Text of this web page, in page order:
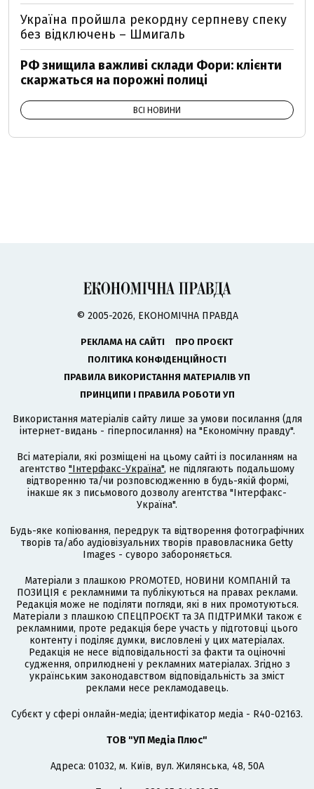
Україна пройшла рекордну серпневу спеку
без відключень – Шмигаль
РФ знищила важливі склади Фори: клієнти
скаржаться на порожні полиці
ВСІ НОВИНИ
© 2005-2026, ЕКОНОМІЧНА ПРАВДА
РЕКЛАМА НА САЙТІ
ПРО ПРОЄКТ
ПОЛІТИКА КОНФІДЕНЦІЙНОСТІ
ПРАВИЛА ВИКОРИСТАННЯ МАТЕРІАЛІВ УП
ПРИНЦИПИ І ПРАВИЛА РОБОТИ УП
Використання матеріалів сайту лише за умови посилання (для
інтернет-видань - гіперпосилання) на "Економічну правду".
Всі матеріали, які розміщені на цьому сайті із посиланням на
агентство "Інтерфакс-Україна", не підлягають подальшому
відтворенню та/чи розповсюдженню в будь-якій формі,
інакше як з письмового дозволу агентства "Інтерфакс-
Україна".
Будь-яке копіювання, передрук та відтворення фотографічних
творів та/або аудіовізуальних творів правовласника Getty
Images - суворо забороняється.
Матеріали з плашкою PROMOTED, НОВИНИ КОМПАНІЙ та
ПОЗИЦІЯ є рекламними та публікуються на правах реклами.
Редакція може не поділяти погляди, які в них промотуються.
Матеріали з плашкою СПЕЦПРОЄКТ та ЗА ПІДТРИМКИ також є
рекламними, проте редакція бере участь у підготовці цього
контенту і поділяє думки, висловлені у цих матеріалах.
Редакція не несе відповідальності за факти та оціночні
судження, оприлюднені у рекламних матеріалах. Згідно з
українським законодавством відповідальність за зміст
реклами несе рекламодавець.
Cубєкт у сфері онлайн-медіа; ідентифікатор медіа - R40-02163.
ТОВ "УП Медіа Плюс"
Адреса: 01032, м. Київ, вул. Жилянська, 48, 50А